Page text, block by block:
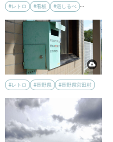
#レトロ #看板 #道しるべ …
#レトロ #長野県 #長野県宮田村